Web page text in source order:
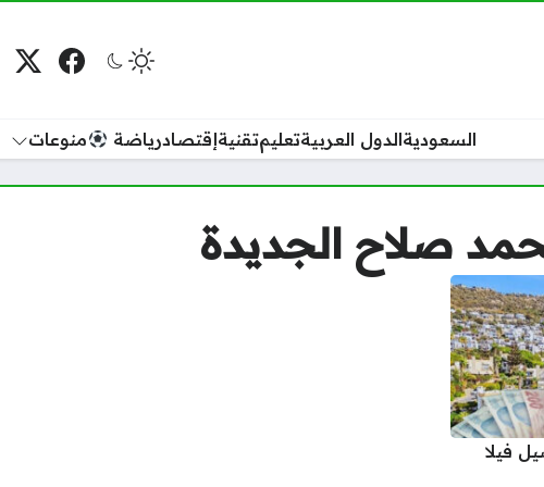
فيسبوك
السعوديةالدول العربيةتعليمتقنيةإقتصادرياضة منوعات
صلاح الجديدة
فيلا